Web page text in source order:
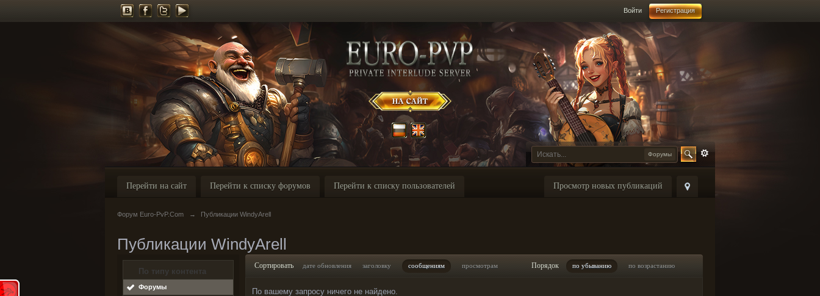
Войти Регистрация
Форумы
Просмотр новых публикаций
Перейти на сайт Перейти к списку форумов Перейти к списку пользователей
Форум Euro-PvP.Com → Публикации WindyArell
Публикации WindyArell
По типу контента
Форумы
Сортировать дате обновления заголовку сообщениям просмотрам Порядок по убыванию по возрастанию
По вашему запросу ничего не найдено.